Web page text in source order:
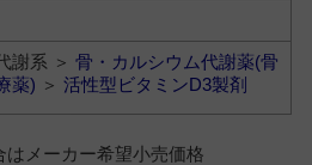
謝系 ＞骨・カルシウム代謝薬(骨
薬) ＞活性型ビタミンD3製剤
メーカー希望小売価格